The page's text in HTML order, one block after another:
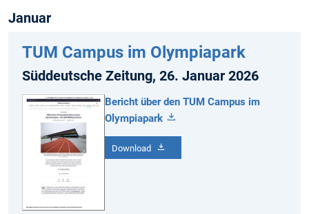
Januar
TUM Campus im Olympiapark
Süddeutsche Zeitung, 26. Januar 2026
Bericht über den TUM Campus im
Olympiapark
Download